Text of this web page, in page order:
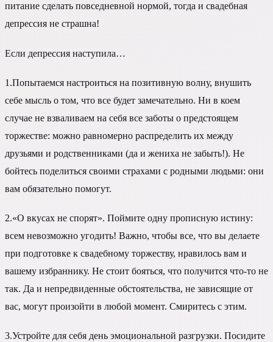
питание сделать повседневной нормой, тогда и свадебная
депрессия не страшна!
Если депрессия наступила…
1.Попытаемся настроиться на позитивную волну, внушить
себе мысль о том, что все будет замечательно. Ни в коем
случае не взваливаем на себя все заботы о предстоящем
торжестве: можно равномерно распределить их между
друзьями и родственниками (да и жениха не забыть!). Не
бойтесь поделиться своими страхами с родными людьми: они
вам обязательно помогут.
2.«О вкусах не спорят». Поймите одну прописную истину:
всем невозможно угодить! Важно, чтобы все, что вы делаете
при подготовке к свадебному торжеству, нравилось вам и
вашему избраннику. Не стоит бояться, что получится что-то не
так. Да и непредвиденные обстоятельства, не зависящие от
вас, могут произойти в любой момент. Смиритесь с этим.
3.Устройте для себя день эмоциональной разгрузки. Посидите